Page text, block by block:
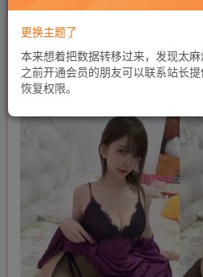
更换主题了
本来想着把数据转移过来，发现太
之前开通会员的朋友可以联系站长
恢复权限。